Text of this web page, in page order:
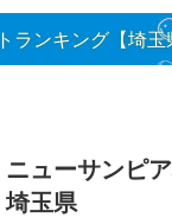
ランキング【埼玉
ニューサンピ
埼玉県